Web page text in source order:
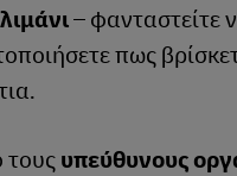
– φανταστείτε
πως
τους υπεύθυνους